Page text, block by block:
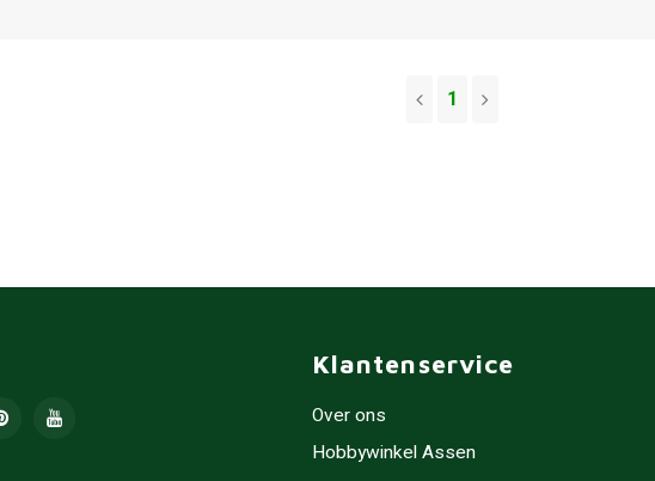
1
Klantenservice
Over ons
Hobbywinkel Assen